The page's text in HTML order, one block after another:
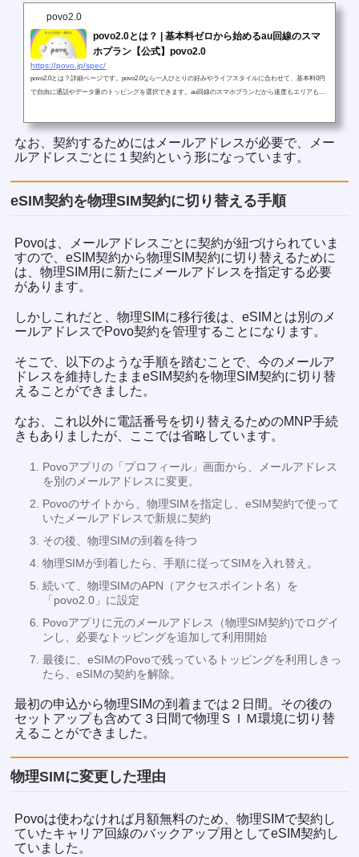
povo2.0
povo2.0とは？ | 基本料ゼロから始めるau回線のスマ
ホプラン【公式】povo2.0
https://povo.jp/spec/
povo2.0とは？詳細ページです。povo2.0なら一人ひとりの好みやライフスタイルに合わせて、基本料0円
で自由に通話やデータ量のトッピングを選択できます。au回線のスマホプランだから速度もエリアも品
なお、契約するためにはメールアドレスが必要で、メー
ルアドレスごとに１契約という形になっています。
eSIM契約を物理SIM契約に切り替える手順
Povoは、メールアドレスごとに契約が紐づけられていま
すので、eSIM契約から物理SIM契約に切り替えるために
は、物理SIM用に新たにメールアドレスを指定する必要
があります。
しかしこれだと、物理SIMに移行後は、eSIMとは別のメ
ールアドレスでPovo契約を管理することになります。
そこで、以下のような手順を踏むことで、今のメールア
ドレスを維持したままeSIM契約を物理SIM契約に切り替
えることができました。
なお、これ以外に電話番号を切り替えるためのMNP手続
きもありましたが、ここでは省略しています。
Povoアプリの「プロフィール」画面から、メールアドレス
を別のメールアドレスに変更。
Povoのサイトから、物理SIMを指定し、eSIM契約で使って
いたメールアドレスで新規に契約
その後、物理SIMの到着を待つ
物理SIMが到着したら、手順に従ってSIMを入れ替え。
続いて、物理SIMのAPN（アクセスポイント名）を
「povo2.0」に設定
Povoアプリに元のメールアドレス（物理SIM契約)でログイ
ンし、必要なトッピングを追加して利用開始
最後に、eSIMのPovoで残っているトッピングを利用しきっ
たら、eSIMの契約を解除。
最初の申込から物理SIMの到着までは２日間。その後の
セットアップも含めて３日間で物理ＳＩＭ環境に切り替
えることができました。
物理SIMに変更した理由
Povoは使わなければ月額無料のため、物理SIMで契約し
ていたキャリア回線のバックアップ用としてeSIM契約し
ていました。